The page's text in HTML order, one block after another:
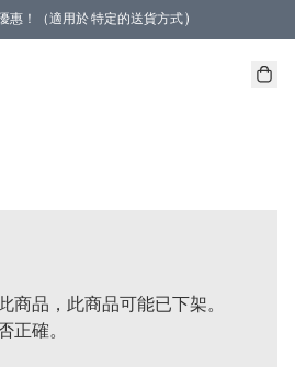
！（適用於 特定的送貨方式 )
商品，此商品可能已下架。
正確。